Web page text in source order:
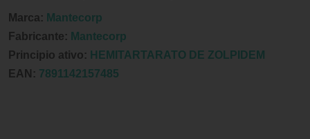
Marca: Mantecorp
Fabricante: Mantecorp
Principio ativo: HEMITARTARATO DE ZOLPIDEM
EAN: 7891142157485